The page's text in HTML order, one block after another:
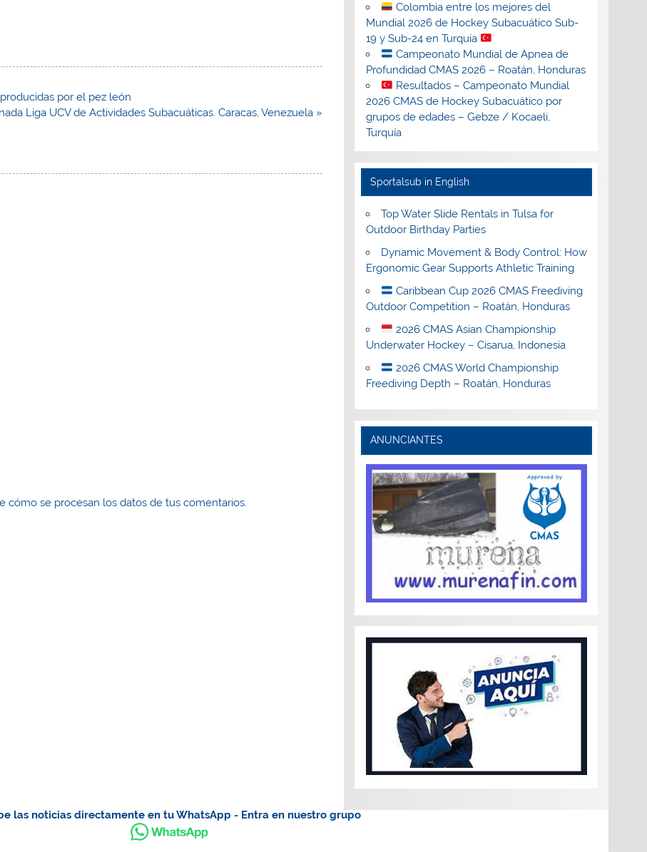
por el pez león
Liga UCV de Actividades Subacuáticas. Caracas, Venezuela »
cómo se procesan los datos de tus comentarios.
Colombia entre los mejores del
Mundial 2026 de Hockey Subacuático Sub-
19 y Sub-24 en Turquía
Campeonato Mundial de Apnea de
Profundidad CMAS 2026 – Roatán, Honduras
Resultados – Campeonato Mundial
2026 CMAS de Hockey Subacuático por
grupos de edades – Gebze / Kocaeli,
Turquía
Sportalsub in English
Top Water Slide Rentals in Tulsa for
Outdoor Birthday Parties
Dynamic Movement & Body Control: How
Ergonomic Gear Supports Athletic Training
Caribbean Cup 2026 CMAS Freediving
Outdoor Competition – Roatán, Honduras
2026 CMAS Asian Championship
Underwater Hockey – Cisarua, Indonesia
2026 CMAS World Championship
Freediving Depth – Roatán, Honduras
ANUNCIANTES
las noticias directamente en tu WhatsApp - Entra en nuestro grupo